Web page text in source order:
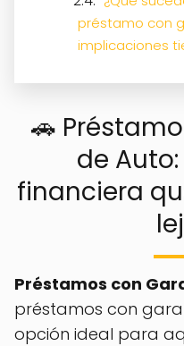
préstamo con
implicaciones
🚗
de
financiera
Préstamos con
préstamos con
opción ideal para